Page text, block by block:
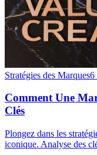
Stratégies des Marques6
Comment Une
Clés
Plongez dans les
iconique. Analyse des